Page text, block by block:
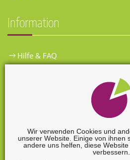
Wir verwenden Cookies und
unserer Website. Einige von ihnen
andere uns helfen, diese
verbessern.
Information
Hilfe & FAQ